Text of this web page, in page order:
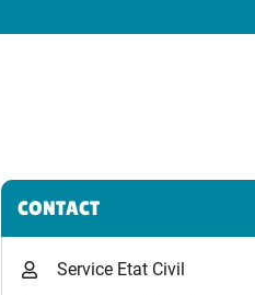
Informations
CONTACT
Service Etat Civil